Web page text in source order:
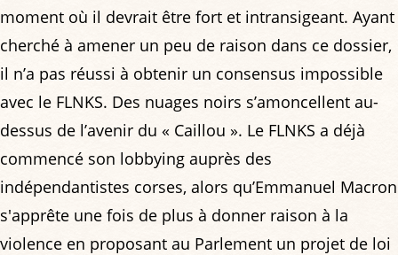
moment où il devrait être fort et intransigeant. Ayant
cherché à amener un peu de raison dans ce dossier,
il n’a pas réussi à obtenir un consensus impossible
avec le FLNKS. Des nuages noirs s’amoncellent au-
dessus de l’avenir du « Caillou ». Le FLNKS a déjà
commencé son lobbying auprès des
indépendantistes corses, alors qu’Emmanuel Macron
s'apprête une fois de plus à donner raison à la
violence en proposant au Parlement un projet de loi